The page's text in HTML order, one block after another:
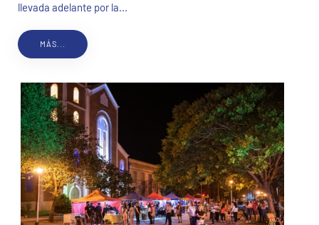
llevada adelante por la...
MÁS...